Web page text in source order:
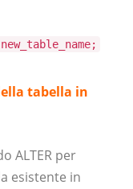
new_table_name;
tabella in
ALTER per
esistente in